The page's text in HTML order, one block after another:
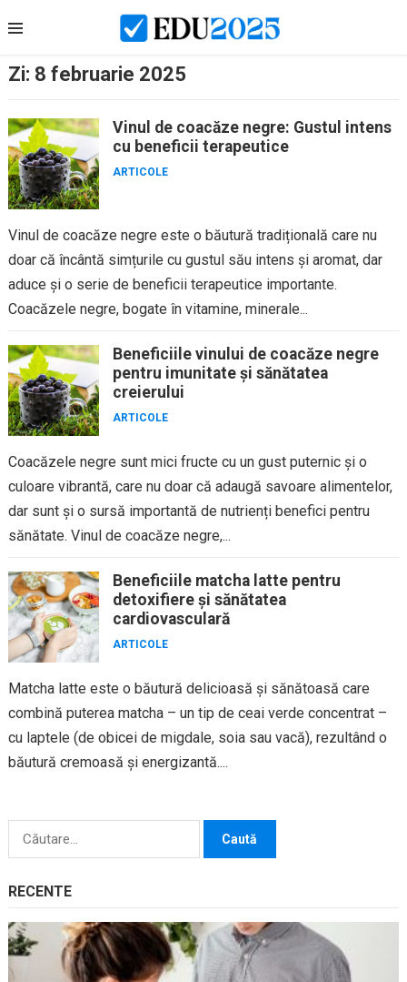
to
Zi: 8 februarie 2025
Vinul de coacăze negre: Gustul intens
cu beneficii terapeutice
ARTICOLE
Vinul de coacăze negre este o băutură tradițională care nu
doar că încântă simțurile cu gustul său intens și aromat, dar
aduce și o serie de beneficii terapeutice importante.
Coacăzele negre, bogate în vitamine, minerale...
Beneficiile vinului de coacăze negre
pentru imunitate și sănătatea
creierului
ARTICOLE
Coacăzele negre sunt mici fructe cu un gust puternic și o
culoare vibrantă, care nu doar că adaugă savoare alimentelor,
dar sunt și o sursă importantă de nutrienți benefici pentru
sănătate. Vinul de coacăze negre,...
Beneficiile matcha latte pentru
detoxifiere și sănătatea
cardiovasculară
ARTICOLE
Matcha latte este o băutură delicioasă și sănătoasă care
combină puterea matcha – un tip de ceai verde concentrat –
cu laptele (de obicei de migdale, soia sau vacă), rezultând o
băutură cremoasă și energizantă....
Caută
RECENTE